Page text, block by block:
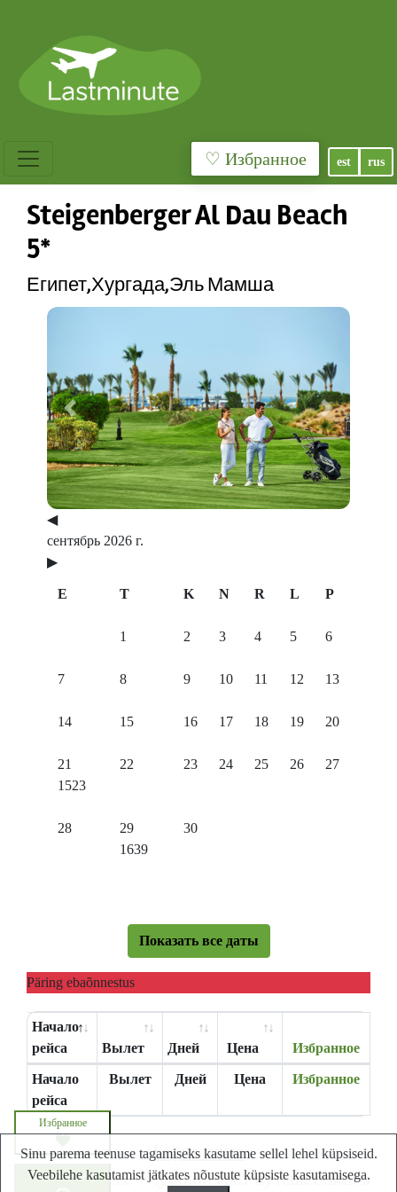
♡ Избранное est rus
Steigenberger Al Dau Beach
5*
Египет,Хургада,Эль Мамша
Previous Next
◀
сентябрь 2026 г.
▶
E T K N R L P
1 2 3 4 5 6
7 8 9 10 11 12 13
14 15 16 17 18 19 20
21
1523
22 23 24 25 26 27
28
29
1639
30
Показать все даты
Päring ebaõnnestus
Начало
рейса
Вылет Дней Цена Избранное
Начало
рейса
Вылет Дней Цена Избранное
Запросите цену
Избранное
Карта сайта
Lastminute.ee - Лучший сайт путешествий в
Sinu parema teenuse tagamiseks kasutame sellel lehel küpsiseid.
Veebilehe kasutamist jätkates nõustute küpsiste kasutamisega.